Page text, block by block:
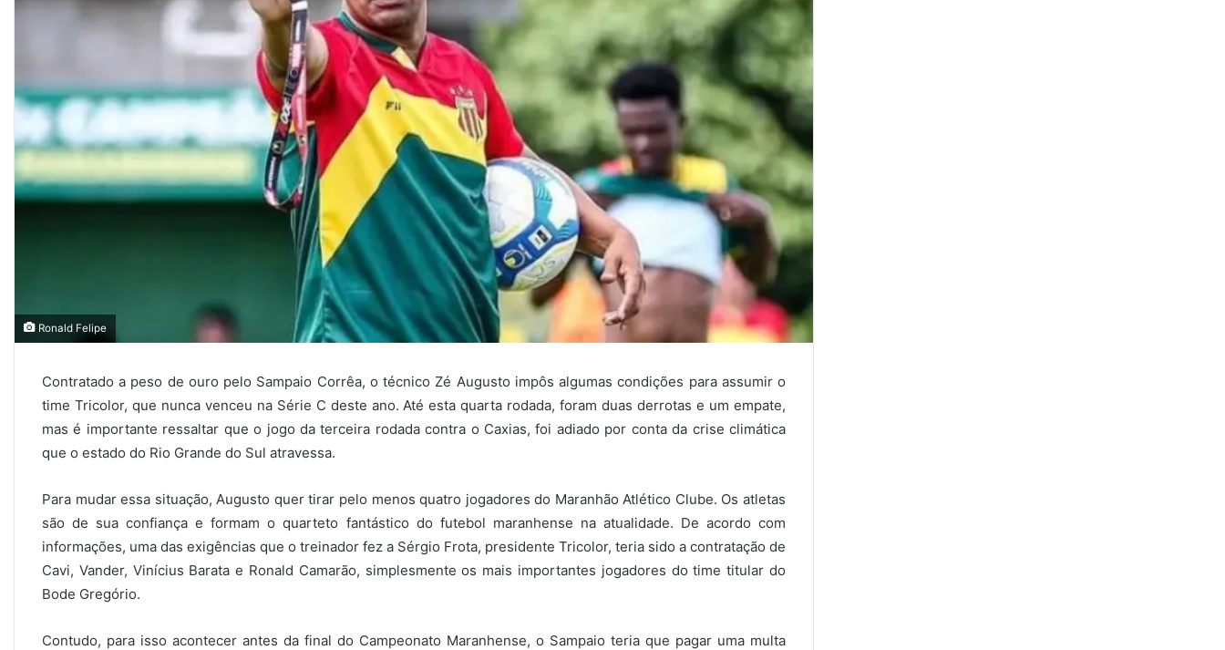
Ronald Felipe
Contratado a peso de ouro pelo Sampaio Corrêa, o técnico Zé Augusto impôs algumas condições para assumir o
time Tricolor, que nunca venceu na Série C deste ano. Até esta quarta rodada, foram duas derrotas e um empate,
mas é importante ressaltar que o jogo da terceira rodada contra o Caxias, foi adiado por conta da crise climática
que o estado do Rio Grande do Sul atravessa.
Para mudar essa situação, Augusto quer tirar pelo menos quatro jogadores do Maranhão Atlético Clube. Os atletas
são de sua confiança e formam o quarteto fantástico do futebol maranhense na atualidade. De acordo com
informações, uma das exigências que o treinador fez a Sérgio Frota, presidente Tricolor, teria sido a contratação de
Cavi, Vander, Vinícius Barata e Ronald Camarão, simplesmente os mais importantes jogadores do time titular do
Bode Gregório.
Contudo, para isso acontecer antes da final do Campeonato Maranhense, o Sampaio teria que pagar uma multa